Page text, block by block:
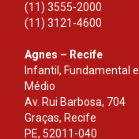
(11) 3555-2000
(11) 3121-4600
Agnes – Recife
Infantil, Fundamental e
Médio
Av. Rui Barbosa, 704
Graças, Recife
PE, 52011-040